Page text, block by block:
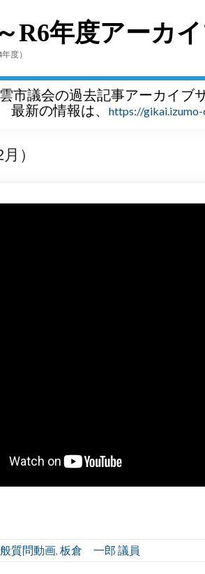
R6年度アーカ
度）
市議会の過去記事アーカイブ
最新の情報は、
https://
）
質問動画, 板倉 一郎 議員